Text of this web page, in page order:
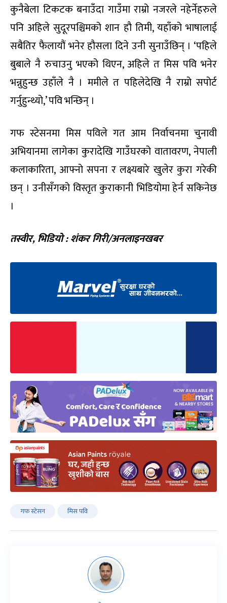
कुनैबेला टिकटक बनाउँदा गाउँमा राम्रो नजरले नहेर्नेहरुले
पनि अहिले सुदूरपश्चिमको शान हौ तिमी, यहाँको भाषालाई
सबैतिर फैलायौं भनेर हौसला दिने उनी सुनाउँछिन् । ‘पहिले
बुबाले नै रुचाउनु भएको थिएन, अहिले त मिस पवि भनेर
भन्नुहुन्छ उहाँले नै । ममीले त पहिलेदेखि नै राम्रो सपोर्ट
गर्नुहुन्थ्यो,’ पवि भन्छिन् ।
गफ स्टेसनमा मिस पविले गत आम निर्वाचनमा चुनावी
अभियानमा लागेका कुरादेखि गाउँघरको वातावरण, नेपाली
कलाकारिता, आफ्नो सपना र लक्ष्यबारे खुलेर कुरा गरेकी
छन् । उनीसँगको विस्तृत कुराकानी भिडियोमा हेर्न सकिनेछ
।
तस्वीर,भिडियो:शंकर गिरी/अनलाइनखबर
गफ स्टेसन मिस पवि